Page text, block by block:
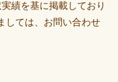
績を基に掲載しており
しては、お問い合わせ